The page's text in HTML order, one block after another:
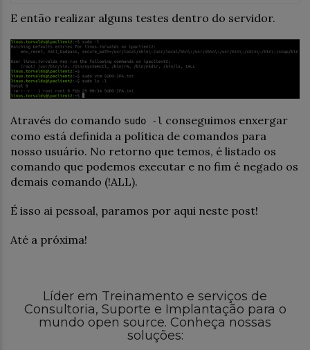
E então realizar alguns testes dentro do servidor.
Através do comando sudo -l conseguimos enxergar
como está definida a política de comandos para
nosso usuário. No retorno que temos, é listado os
comando que podemos executar e no fim é negado os
demais comando (!ALL).
É isso ai pessoal, paramos por aqui neste post!
Até a próxima!
Líder em Treinamento e serviços de
Consultoria, Suporte e Implantação para o
mundo open source. Conheça nossas
soluções: